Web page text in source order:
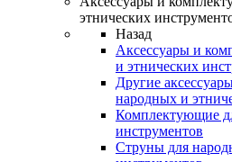
этнических
Назад
Аксессуары и
и этнических
Другие
народных и
Комплектующие
инструментов
Струны для